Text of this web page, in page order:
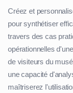
Créez et
pour synthétiser
travers des cas
opérationnelles
de visiteurs du
une capacité
maîtriserez